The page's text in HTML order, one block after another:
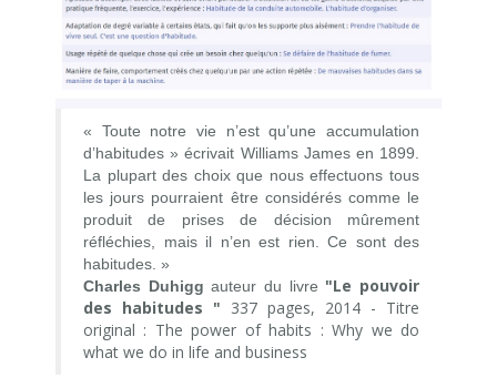
« Toute notre vie n’est qu’une accumulation
d’habitudes » écrivait Williams James en 1899.
La plupart des choix que nous effectuons tous
les jours pourraient être considérés comme le
produit de prises de décision mûrement
réfléchies, mais il n’en est rien. Ce sont des
habitudes. »
Charles Duhiggauteur du livre "Le pouvoir
des habitudes " 337 pages, 2014 - Titre
original : The power of habits : Why we do
what we do in life and business